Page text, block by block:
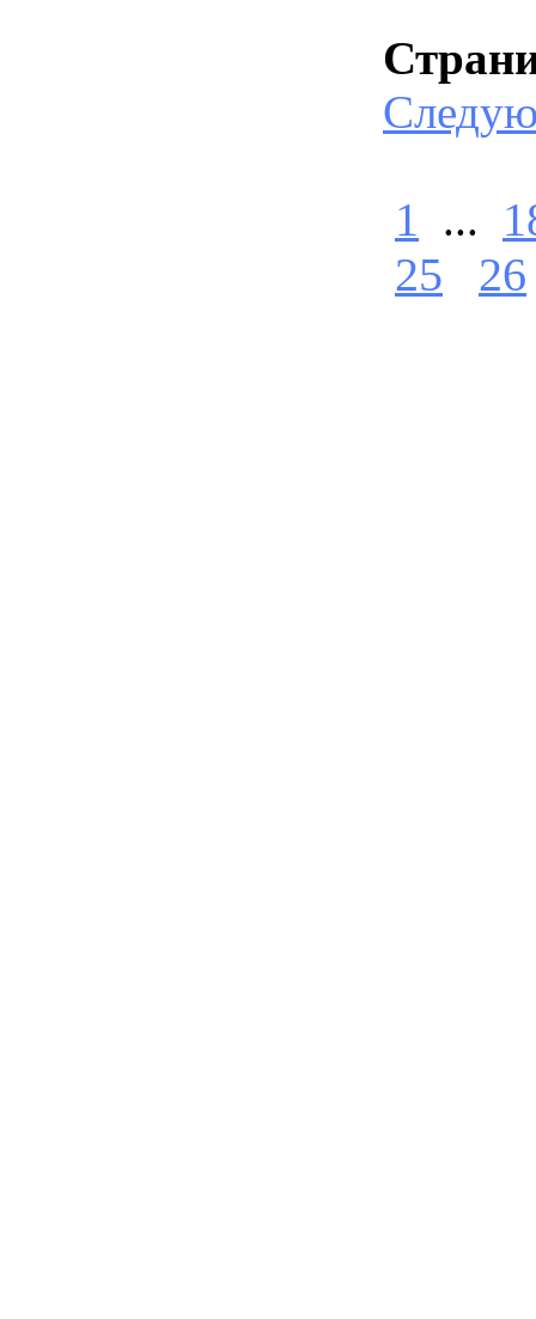
1 ...
25
26